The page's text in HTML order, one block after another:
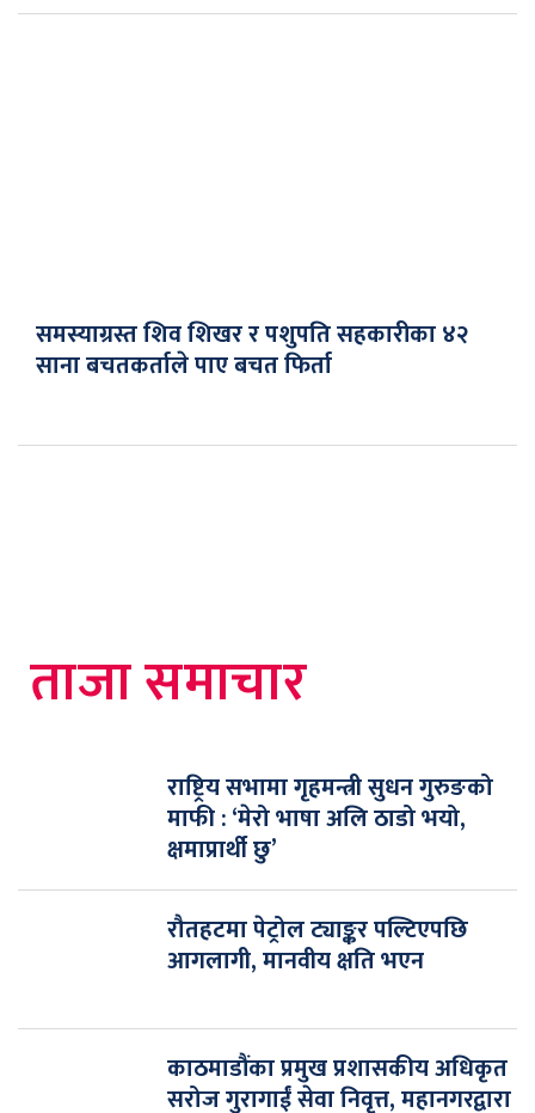
समस्याग्रस्त शिव शिखर र पशुपति सहकारीका ४२
साना बचतकर्ताले पाए बचत फिर्ता
ताजा समाचार
राष्ट्रिय सभामा गृहमन्त्री सुधन गुरुङको
माफी : ‘मेरो भाषा अलि ठाडो भयो,
क्षमाप्रार्थी छु’
रौतहटमा पेट्रोल ट्याङ्कर पल्टिएपछि
आगलागी, मानवीय क्षति भएन
काठमाडौंका प्रमुख प्रशासकीय अधिकृत
सरोज गुरागाईं सेवा निवृत्त, महानगरद्वारा